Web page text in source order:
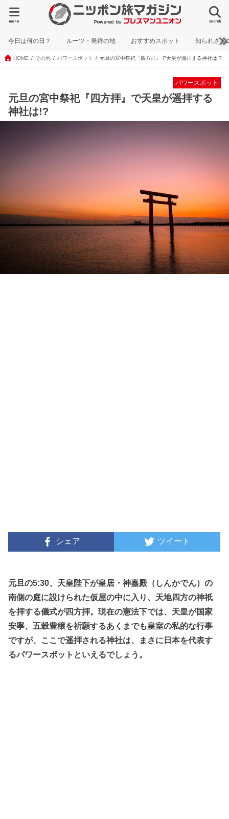
search
menu
今日は何の日？ ルーツ・発祥の地 おすすめスポット 知られざる
HOME その他 パワースポット 元旦の宮中祭祀『四方拝』で天皇が遥拝する神社は!?
パワースポット
元旦の宮中祭祀『四方拝』で天皇が遥拝する
神社は!?
シェア ツイート
元旦の5:30、天皇陛下が皇居・神嘉殿（しんかでん）の
南側の庭に設けられた仮屋の中に入り、天地四方の神祇
を拝する儀式が四方拝。現在の憲法下では、天皇が国家
安寧、五穀豊穣を祈願するあくまでも皇室の私的な行事
ですが、ここで遥拝される神社は、まさに日本を代表す
るパワースポットといえるでしょう。